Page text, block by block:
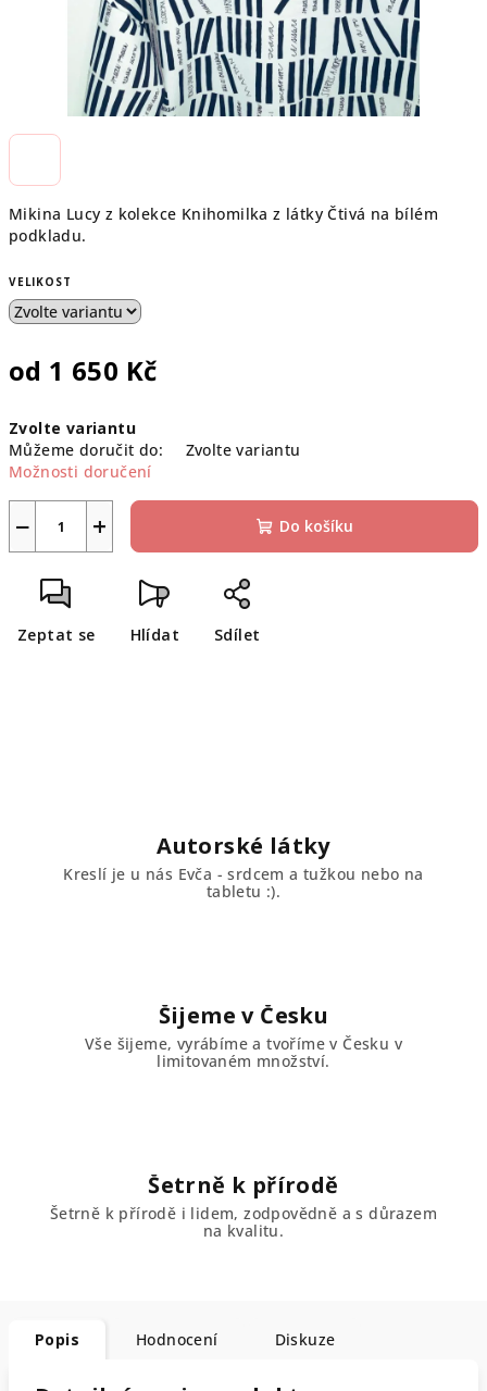
Mikina Lucy z kolekce Knihomilka z látky Čtivá na bílém
podkladu.
VELIKOST
od 1 650 Kč
cena:
Zvolte variantu
Můžeme doručit do:
Zvolte variantu
Možnosti doručení
+
− Do košíku
Zeptat se Hlídat Sdílet
Autorské látky
Kreslí je u nás Evča - srdcem a tužkou nebo na
tabletu :).
Šijeme v Česku
Vše šijeme, vyrábíme a tvoříme v Česku v
limitovaném množství.
Šetrně k přírodě
Šetrně k přírodě i lidem, zodpovědně a s důrazem
na kvalitu.
Popis Hodnocení Diskuze